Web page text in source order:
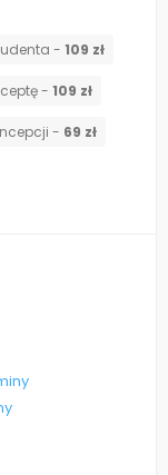
- 109 zł
- 109 zł
- 69 zł